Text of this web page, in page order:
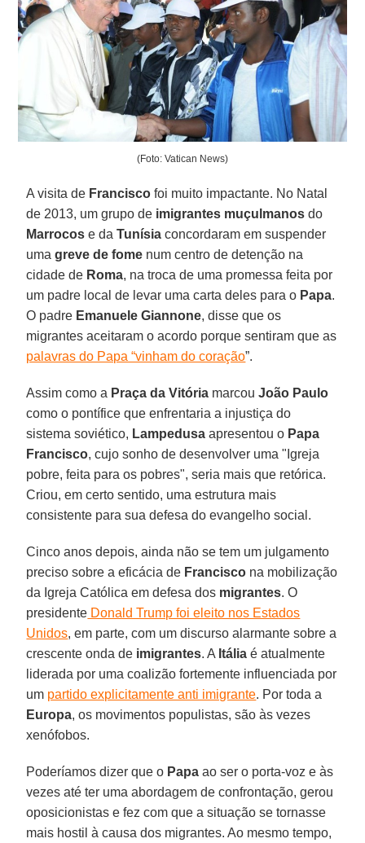
(Foto: Vatican News)
A visita de Francisco foi muito impactante. No Natal
de 2013, um grupo de imigrantes muçulmanos do
Marrocos e daTunísia concordaram em suspender
umagreve de fome num centro de detenção na
cidade de Roma, na troca de uma promessa feita por
um padre local de levar uma carta deles para o Papa.
O padre Emanuele Giannone, disse que os
migrantes aceitaram o acordo porque sentiram que as
palavras do Papa “vinham do coração”.
Assim como a Praça da Vitória marcouJoão Paulo
como o pontífice que enfrentaria a injustiça do
sistema soviético, Lampedusa apresentou o Papa
Francisco, cujo sonho de desenvolver uma "Igreja
pobre, feita para os pobres", seria mais que retórica.
Criou, em certo sentido, uma estrutura mais
consistente para sua defesa do evangelho social.
Cinco anos depois, ainda não se tem um julgamento
preciso sobre a eficácia de Francisco na mobilização
da Igreja Católica em defesa dos migrantes. O
presidente Donald Trump foi eleito nos Estados
Unidos, em parte, com um discurso alarmante sobre a
crescente onda de imigrantes. A Itália é atualmente
liderada por uma coalizão fortemente influenciada por
um partido explicitamente anti imigrante. Por toda a
Europa, os movimentos populistas, são às vezes
xenófobos.
Poderíamos dizer que o Papa ao ser o porta-voz e às
vezes até ter uma abordagem de confrontação, gerou
oposicionistas e fez com que a situação se tornasse
mais hostil à causa dos migrantes. Ao mesmo tempo,